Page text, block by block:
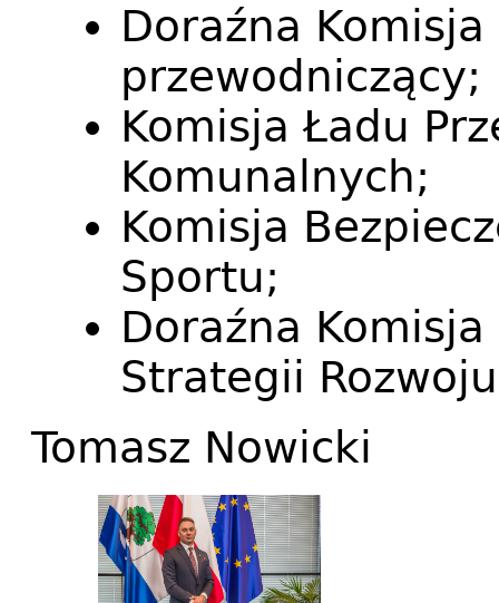
Doraźna
przewodniczący;
Komisja Ładu
Komunalnych;
Komisja
Sportu;
Doraźna
Strategii
Tomasz Nowicki